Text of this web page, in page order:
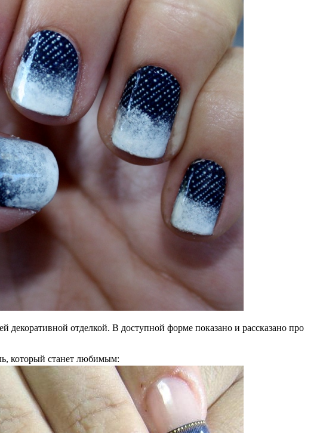
отделкой. В доступной форме показано и рассказано про
который станет любимым: